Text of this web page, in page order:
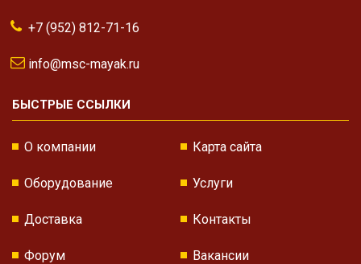
+7 (952) 812-71-16
info@msc-mayak.ru
БЫСТРЫЕ ССЫЛКИ
О компании Карта сайта
Оборудование Услуги
Доставка Контакты
Форум Вакансии